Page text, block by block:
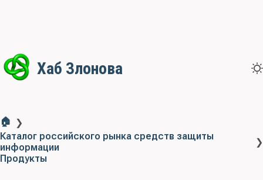
Хаб Злонова
🏠 ❯
Каталог российского рынка средств защиты
информации
❯
Продукты